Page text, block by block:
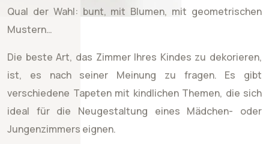
Qual der Wahl: bunt, mit Blumen, mit geometrischen
Mustern…
Die beste Art, das Zimmer Ihres Kindes zu dekorieren,
ist, es nach seiner Meinung zu fragen. Es gibt
verschiedene Tapeten mit kindlichen Themen, die sich
ideal für die Neugestaltung eines Mädchen- oder
Jungenzimmers eignen.